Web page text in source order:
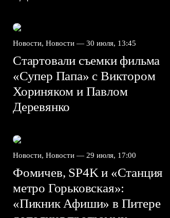
Новости, Новости — 30 июля, 13:45
Стартовали съемки фильма
«Супер Папа» с Виктором
Хориняком и Павлом
Деревянко
Новости, Новости — 29 июля, 17:00
Фомичев, SP4K и «Станция
метро Горьковская»:
«Пикник Афиши» в Питере